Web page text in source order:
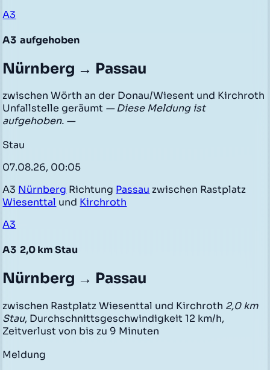
A3
A3 aufgehoben
Nürnberg → Passau
zwischen Wörth an der Donau/Wiesent und Kirchroth
Unfallstelle geräumt — Diese Meldung ist
aufgehoben. —
Stau
07.08.26, 00:05
A3 Nürnberg Richtung Passau zwischen Rastplatz
Wiesenttal und Kirchroth
A3
A3 2,0 km Stau
Nürnberg → Passau
zwischen Rastplatz Wiesenttal und Kirchroth 2,0 km
Stau, Durchschnittsgeschwindigkeit 12 km/h,
Zeitverlust von bis zu 9 Minuten
Meldung